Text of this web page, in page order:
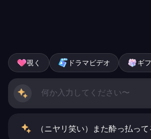
覗く ドラマビデオ ギ
（ニヤリ笑い）また酔っ払っ